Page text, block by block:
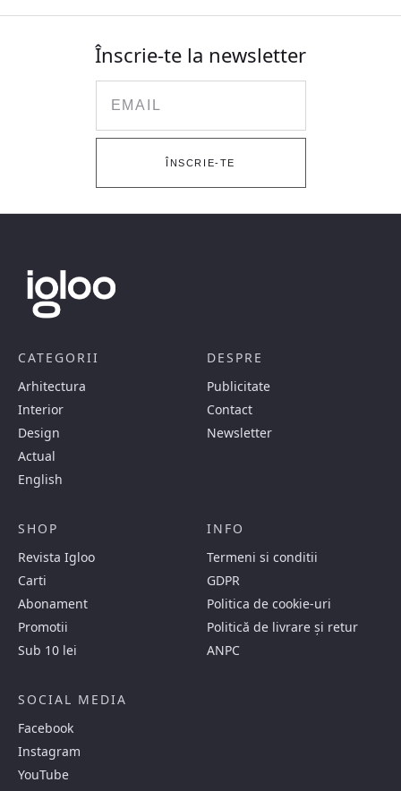
Înscrie-te la newsletter
ÎNSCRIE-TE
CATEGORII
Arhitectura
Interior
Design
Actual
English
DESPRE
Publicitate
Contact
Newsletter
SHOP
Revista Igloo
Carti
Abonament
Promotii
Sub 10 lei
INFO
Termeni si conditii
GDPR
Politica de cookie-uri
Politică de livrare și retur
ANPC
SOCIAL MEDIA
Facebook
Instagram
YouTube